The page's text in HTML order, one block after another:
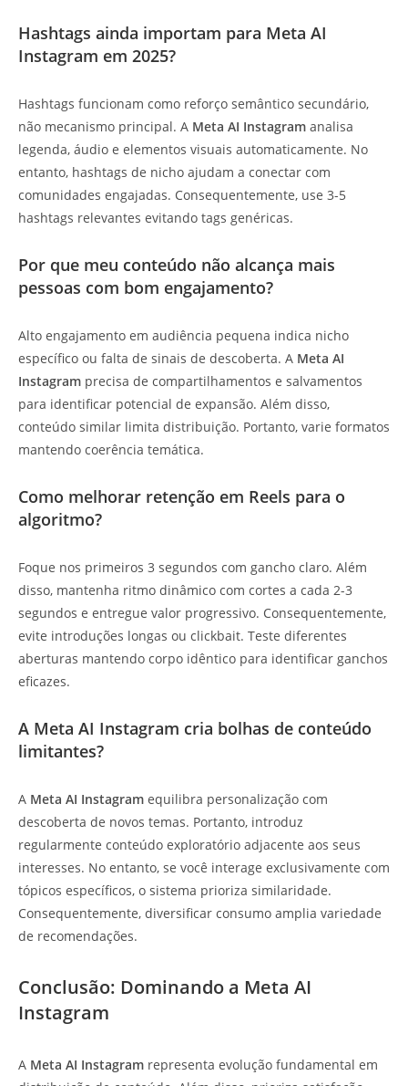
Hashtags ainda importam para Meta AI
Instagram em 2025?
Hashtags funcionam como reforço semântico secundário,
não mecanismo principal. A Meta AI Instagram analisa
legenda, áudio e elementos visuais automaticamente. No
entanto, hashtags de nicho ajudam a conectar com
comunidades engajadas. Consequentemente, use 3-5
hashtags relevantes evitando tags genéricas.
Por que meu conteúdo não alcança mais
pessoas com bom engajamento?
Alto engajamento em audiência pequena indica nicho
específico ou falta de sinais de descoberta. A Meta AI
Instagram precisa de compartilhamentos e salvamentos
para identificar potencial de expansão. Além disso,
conteúdo similar limita distribuição. Portanto, varie formatos
mantendo coerência temática.
Como melhorar retenção em Reels para o
algoritmo?
Foque nos primeiros 3 segundos com gancho claro. Além
disso, mantenha ritmo dinâmico com cortes a cada 2-3
segundos e entregue valor progressivo. Consequentemente,
evite introduções longas ou clickbait. Teste diferentes
aberturas mantendo corpo idêntico para identificar ganchos
eficazes.
A Meta AI Instagram cria bolhas de conteúdo
limitantes?
A Meta AI Instagram equilibra personalização com
descoberta de novos temas. Portanto, introduz
regularmente conteúdo exploratório adjacente aos seus
interesses. No entanto, se você interage exclusivamente com
tópicos específicos, o sistema prioriza similaridade.
Consequentemente, diversificar consumo amplia variedade
de recomendações.
Conclusão: Dominando a Meta AI
Instagram
A Meta AI Instagram representa evolução fundamental em